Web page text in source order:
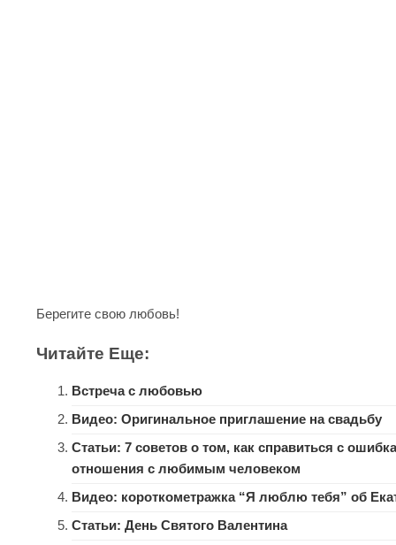
Берегите свою любовь!
Читайте Еще:
Встреча с любовью
Видео: Оригинальное приглашение на свадьбу
Статьи: 7 советов о том, как справиться с
отношения с любимым человеком
Видео: короткометражка “Я люблю тебя” об
Статьи: День Святого Валентина